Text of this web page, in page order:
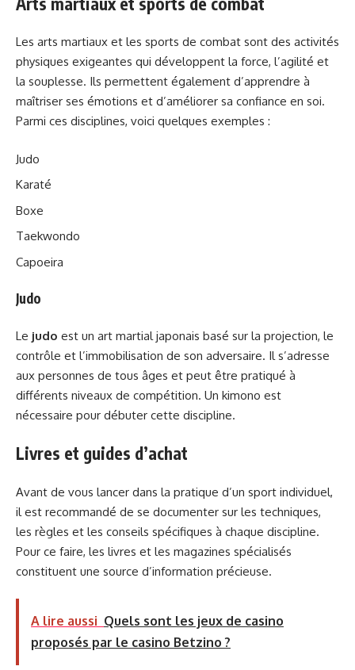
Les arts martiaux et les sports de combat sont des activités
physiques exigeantes qui développent la force, l’agilité et
la souplesse. Ils permettent également d’apprendre à
maîtriser ses émotions et d’améliorer sa confiance en soi.
Parmi ces disciplines, voici quelques exemples :
Judo
Karaté
Boxe
Taekwondo
Capoeira
Judo
Le judo est un art martial japonais basé sur la projection, le
contrôle et l’immobilisation de son adversaire. Il s’adresse
aux personnes de tous âges et peut être pratiqué à
différents niveaux de compétition. Un kimono est
nécessaire pour débuter cette discipline.
Livres et guides d’achat
Avant de vous lancer dans la pratique d’un sport individuel,
il est recommandé de se documenter sur les techniques,
les règles et les conseils spécifiques à chaque discipline.
Pour ce faire, les livres et les magazines spécialisés
constituent une source d’information précieuse.
A lire aussi Quels sont les jeux de casino
proposés par le casino Betzino ?